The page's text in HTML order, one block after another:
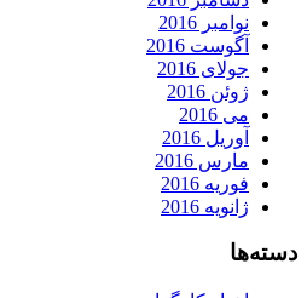
نوامبر 2016
آگوست 2016
جولای 2016
ژوئن 2016
می 2016
آوریل 2016
مارس 2016
فوریه 2016
ژانویه 2016
دسته‌ها